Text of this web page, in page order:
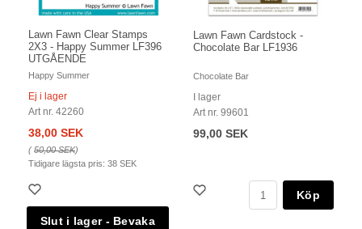
Lawn Fawn Clear Stamps
2X3 - Happy Summer LF396
UTGÅENDE
Happy Summer
Ej i lager
Art nr. 42260
38,00 SEK
(50,00 SEK)
Tidigare lägsta pris: 38 SEK
Lawn Fawn Cardstock -
Chocolate Bar LF1936
Chocolate Bar
I lager
Art nr. 99601
99,00 SEK
Köp